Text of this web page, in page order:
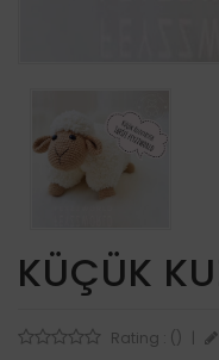
KÜÇÜK
Rating : ()